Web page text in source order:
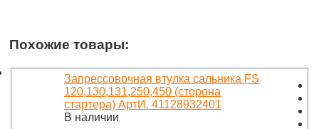
Похожие товары:
Запрессовочная втулка сальника FS
120,130,131,250,450 (сторона
стартера) АртИ. 41128932401
В наличии